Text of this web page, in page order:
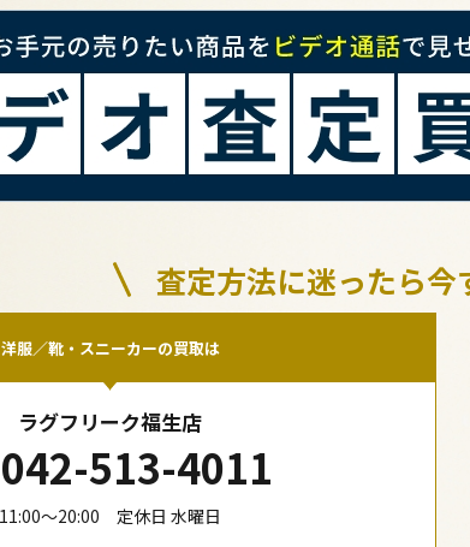
査定方法に迷ったら
洋服／靴・スニーカーの買取は
ラグフリーク福生店
042-513-4011
11:00〜20:00 定休日 水曜日